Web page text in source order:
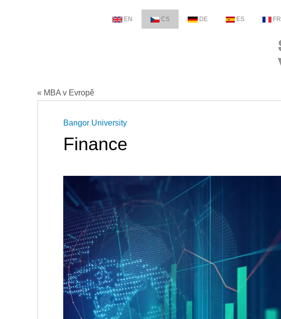
EN CS DE ES FR
« MBA v Evropě
Bangor University
Finance